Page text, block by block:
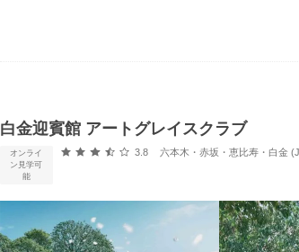
白金迎賓館 アートグレイスクラブ
オンライ
ン見学可
能
口コミ評価
3.8 六本木・赤坂・恵比寿・白金 (JR山手線